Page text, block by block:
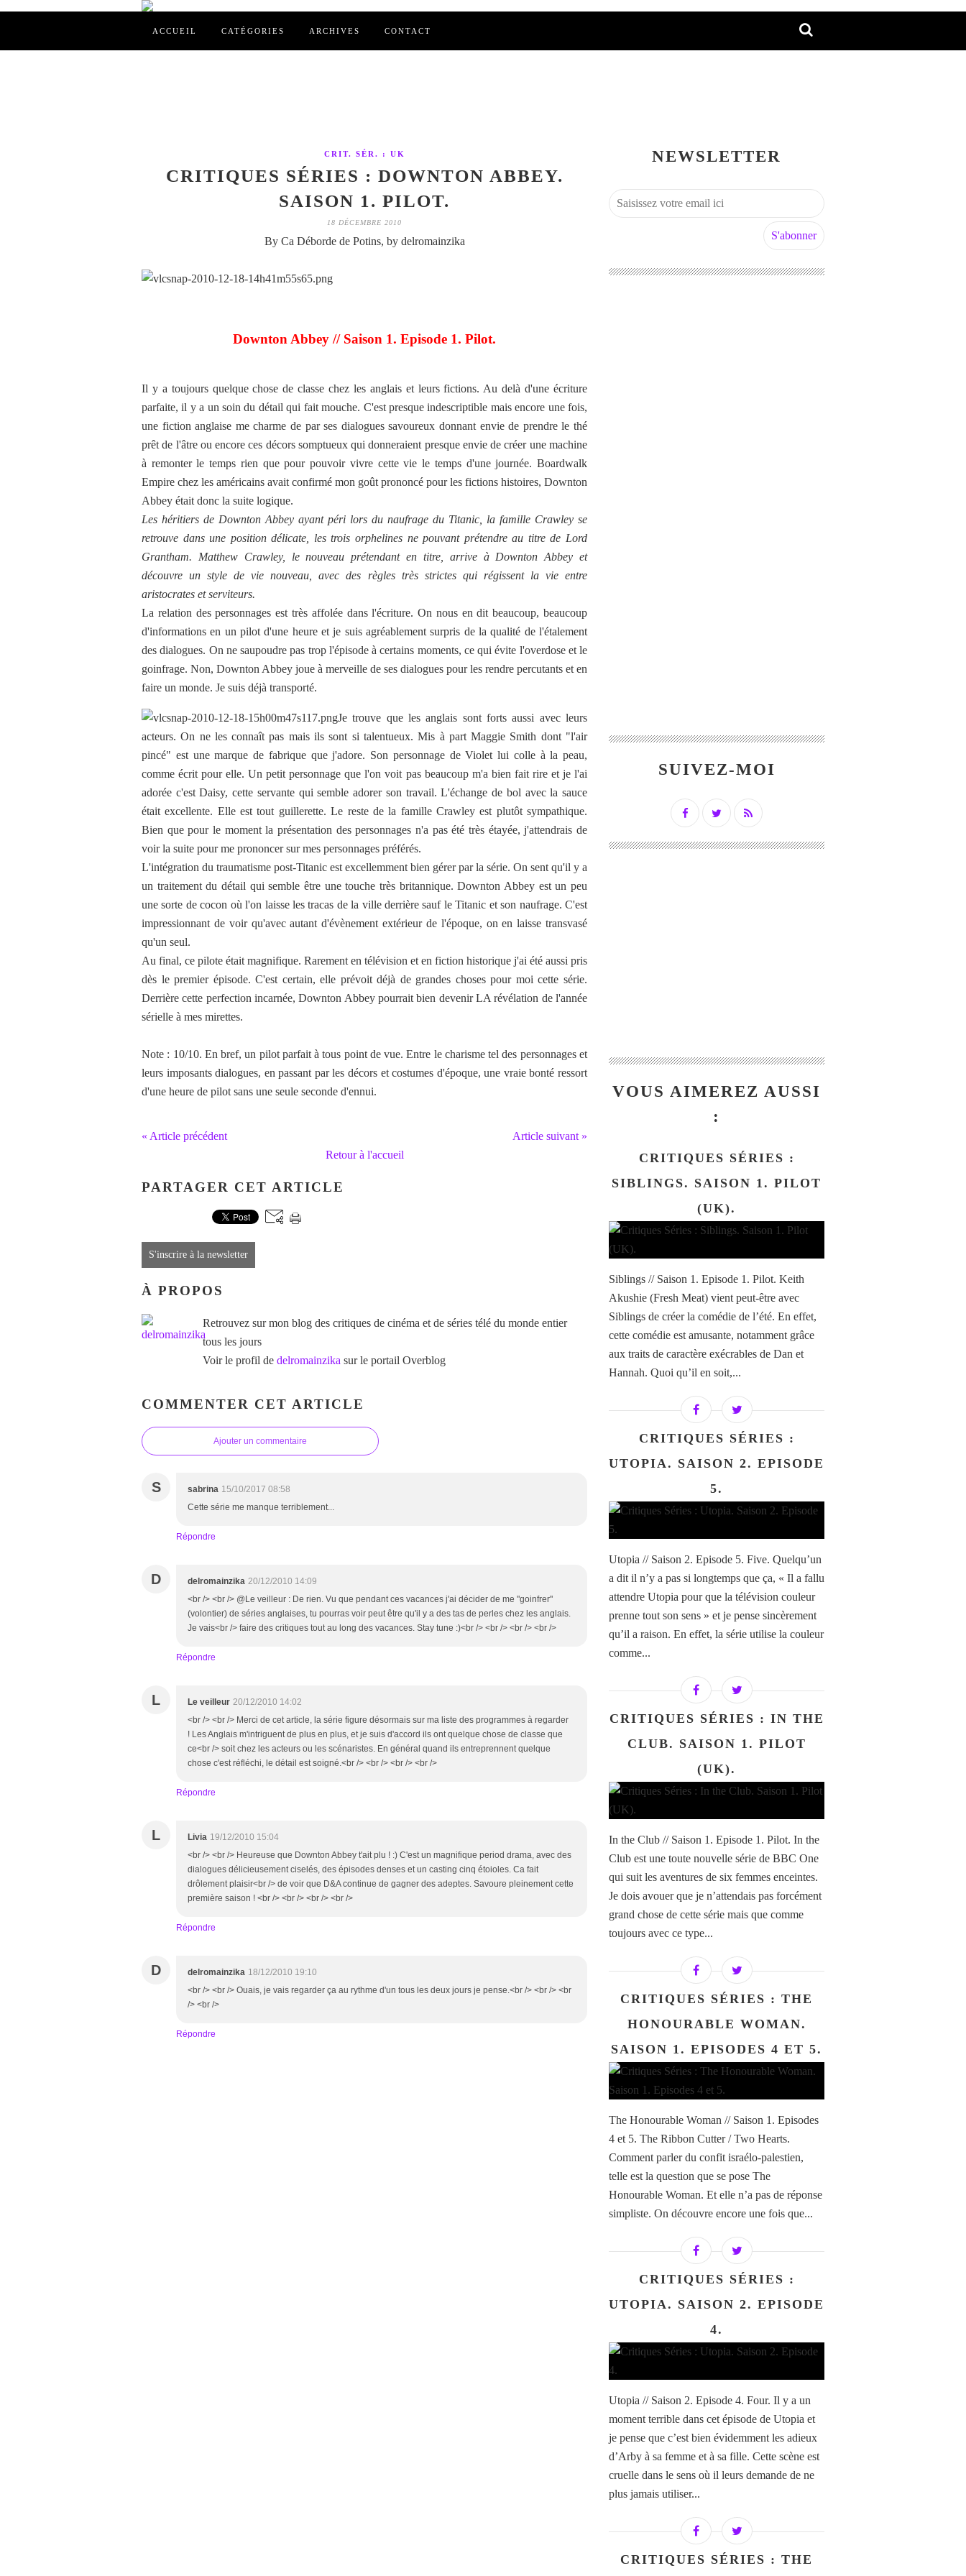
ACCUEIL CATÉGORIES ARCHIVES CONTACT
CRIT. SÉR. : UK
CRITIQUES SÉRIES : DOWNTON ABBEY.
SAISON 1. PILOT.
18 DÉCEMBRE 2010
By Ca Déborde de Potins, by delromainzika
Downton Abbey // Saison 1. Episode 1. Pilot.
Il y a toujours quelque chose de classe chez les anglais et leurs fictions. Au delà d'une écriture
parfaite, il y a un soin du détail qui fait mouche. C'est presque indescriptible mais encore une fois,
une fiction anglaise me charme de par ses dialogues savoureux donnant envie de prendre le thé
prêt de l'âtre ou encore ces décors somptueux qui donneraient presque envie de créer une machine
à remonter le temps rien que pour pouvoir vivre cette vie le temps d'une journée. Boardwalk
Empire chez les américains avait confirmé mon goût prononcé pour les fictions histoires, Downton
Abbey était donc la suite logique.
Les héritiers de Downton Abbey ayant péri lors du naufrage du Titanic, la famille Crawley se
retrouve dans une position délicate, les trois orphelines ne pouvant prétendre au titre de Lord
Grantham. Matthew Crawley, le nouveau prétendant en titre, arrive à Downton Abbey et
découvre un style de vie nouveau, avec des règles très strictes qui régissent la vie entre
aristocrates et serviteurs.
La relation des personnages est très affolée dans l'écriture. On nous en dit beaucoup, beaucoup
d'informations en un pilot d'une heure et je suis agréablement surpris de la qualité de l'étalement
des dialogues. On ne saupoudre pas trop l'épisode à certains moments, ce qui évite l'overdose et le
goinfrage. Non, Downton Abbey joue à merveille de ses dialogues pour les rendre percutants et en
faire un monde. Je suis déjà transporté.
Je trouve que les anglais sont forts aussi avec leurs
acteurs. On ne les connaît pas mais ils sont si talentueux. Mis à part Maggie Smith dont "l'air
pincé" est une marque de fabrique que j'adore. Son personnage de Violet lui colle à la peau,
comme écrit pour elle. Un petit personnage que l'on voit pas beaucoup m'a bien fait rire et je l'ai
adorée c'est Daisy, cette servante qui semble adorer son travail. L'échange de bol avec la sauce
était excellente. Elle est tout guillerette. Le reste de la famille Crawley est plutôt sympathique.
Bien que pour le moment la présentation des personnages n'a pas été très étayée, j'attendrais de
voir la suite pour me prononcer sur mes personnages préférés.
L'intégration du traumatisme post-Titanic est excellemment bien gérer par la série. On sent qu'il y a
un traitement du détail qui semble être une touche très britannique. Downton Abbey est un peu
une sorte de cocon où l'on laisse les tracas de la ville derrière sauf le Titanic et son naufrage. C'est
impressionnant de voir qu'avec autant d'évènement extérieur de l'époque, on en laisse transvasé
qu'un seul.
Au final, ce pilote était magnifique. Rarement en télévision et en fiction historique j'ai été aussi pris
dès le premier épisode. C'est certain, elle prévoit déjà de grandes choses pour moi cette série.
Derrière cette perfection incarnée, Downton Abbey pourrait bien devenir LA révélation de l'année
sérielle à mes mirettes.
Note : 10/10. En bref, un pilot parfait à tous point de vue. Entre le charisme tel des personnages et
leurs imposants dialogues, en passant par les décors et costumes d'époque, une vraie bonté ressort
d'une heure de pilot sans une seule seconde d'ennui.
« Article précédent
Article suivant »
Retour à l'accueil
PARTAGER CET ARTICLE
S'inscrire à la newsletter
À PROPOS
Retrouvez sur mon blog des critiques de cinéma et de séries télé du monde entier
tous les jours
Voir le profil de delromainzika sur le portail Overblog
COMMENTER CET ARTICLE
Ajouter un commentaire
S sabrina 15/10/2017 08:58
Cette série me manque terriblement...
Répondre
D delromainzika 20/12/2010 14:09
<br /> <br /> @Le veilleur : De rien. Vu que pendant ces vacances j'ai décider de me "goinfrer"
(volontier) de séries anglaises, tu pourras voir peut être qu'il y a des tas de perles chez les anglais.
Je vais<br /> faire des critiques tout au long des vacances. Stay tune :)<br /> <br /> <br /> <br />
Répondre
L Le veilleur 20/12/2010 14:02
<br /> <br /> Merci de cet article, la série figure désormais sur ma liste des programmes à regarder
! Les Anglais m'intriguent de plus en plus, et je suis d'accord ils ont quelque chose de classe que
ce<br /> soit chez les acteurs ou les scénaristes. En général quand ils entreprennent quelque
chose c'est réfléchi, le détail est soigné.<br /> <br /> <br /> <br />
Répondre
L Livia 19/12/2010 15:04
<br /> <br /> Heureuse que Downton Abbey t'ait plu ! :) C'est un magnifique period drama, avec des
dialogues délicieusement ciselés, des épisodes denses et un casting cinq étoioles. Ca fait
drôlement plaisir<br /> de voir que D&A continue de gagner des adeptes. Savoure pleinement cette
première saison ! <br /> <br /> <br /> <br />
Répondre
D delromainzika 18/12/2010 19:10
<br /> <br /> Ouais, je vais regarder ça au rythme d'un tous les deux jours je pense.<br /> <br /> <br
/> <br />
Répondre
NEWSLETTER
SUIVEZ-MOI
VOUS AIMEREZ AUSSI
:
CRITIQUES SÉRIES :
SIBLINGS. SAISON 1. PILOT
(UK).
Siblings // Saison 1. Episode 1. Pilot. Keith
Akushie (Fresh Meat) vient peut-être avec
Siblings de créer la comédie de l’été. En effet,
cette comédie est amusante, notamment grâce
aux traits de caractère exécrables de Dan et
Hannah. Quoi qu’il en soit,...
CRITIQUES SÉRIES :
UTOPIA. SAISON 2. EPISODE
5.
Utopia // Saison 2. Episode 5. Five. Quelqu’un
a dit il n’y a pas si longtemps que ça, « Il a fallu
attendre Utopia pour que la télévision couleur
prenne tout son sens » et je pense sincèrement
qu’il a raison. En effet, la série utilise la couleur
comme...
CRITIQUES SÉRIES : IN THE
CLUB. SAISON 1. PILOT
(UK).
In the Club // Saison 1. Episode 1. Pilot. In the
Club est une toute nouvelle série de BBC One
qui suit les aventures de six femmes enceintes.
Je dois avouer que je n’attendais pas forcément
grand chose de cette série mais que comme
toujours avec ce type...
CRITIQUES SÉRIES : THE
HONOURABLE WOMAN.
SAISON 1. EPISODES 4 ET 5.
The Honourable Woman // Saison 1. Episodes
4 et 5. The Ribbon Cutter / Two Hearts.
Comment parler du confit israélo-palestien,
telle est la question que se pose The
Honourable Woman. Et elle n’a pas de réponse
simpliste. On découvre encore une fois que...
CRITIQUES SÉRIES :
UTOPIA. SAISON 2. EPISODE
4.
Utopia // Saison 2. Episode 4. Four. Il y a un
moment terrible dans cet épisode de Utopia et
je pense que c’est bien évidemment les adieux
d’Arby à sa femme et à sa fille. Cette scène est
cruelle dans le sens où il leurs demande de ne
plus jamais utiliser...
CRITIQUES SÉRIES : THE